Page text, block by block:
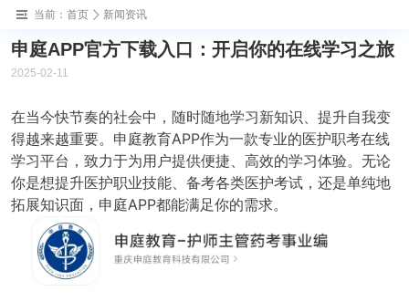
当前： 首页 新闻资讯
申庭APP官方下载入口：开启你的在线学习之旅
2025-02-11
在当今快节奏的社会中，随时随地学习新知识、提升自我变
得越来越重要。申庭教育APP作为一款专业的医护职考在线
学习平台，致力于为用户提供便捷、高效的学习体验。无论
你是想提升医护职业技能、备考各类医护考试，还是单纯地
拓展知识面，申庭APP都能满足你的需求。